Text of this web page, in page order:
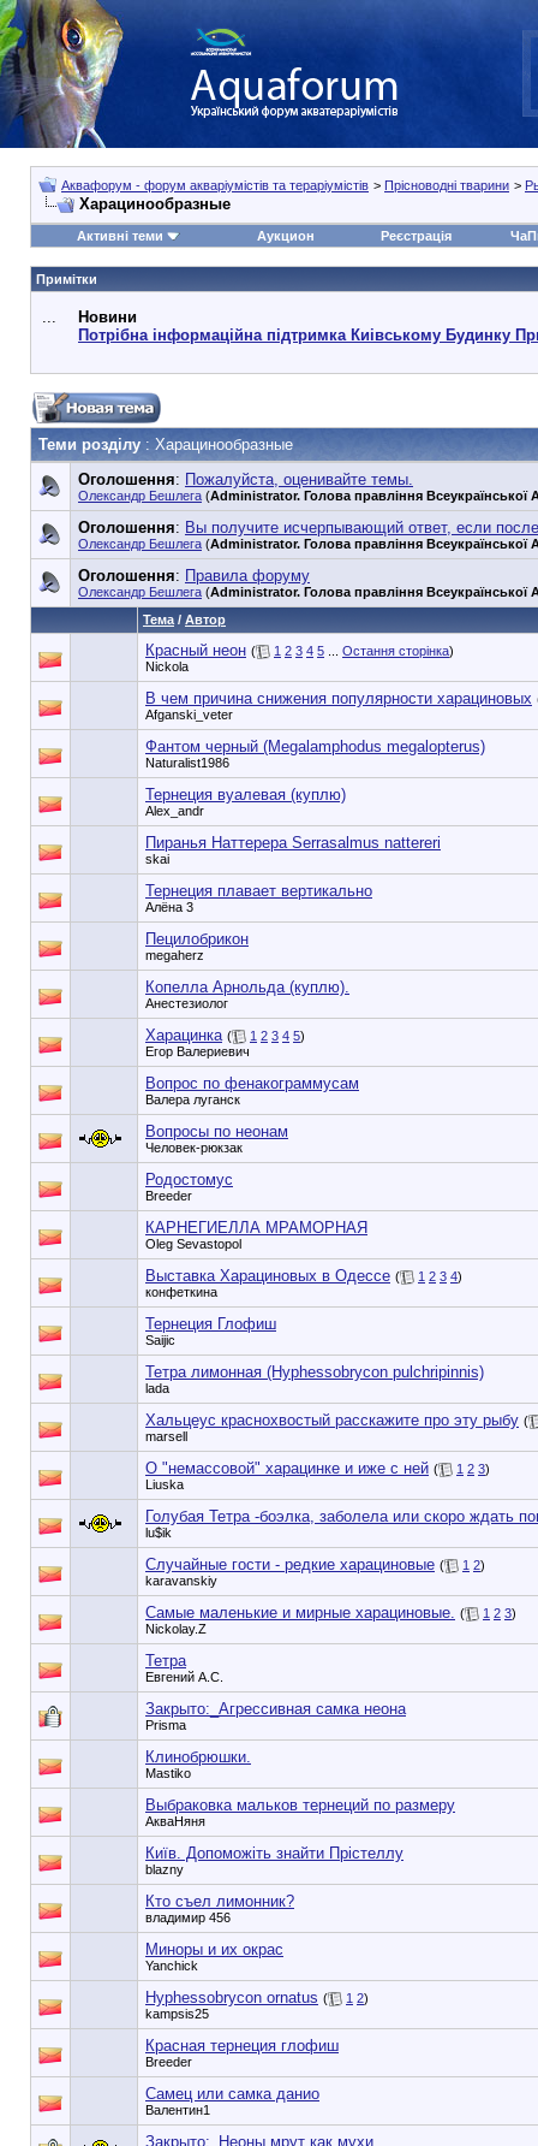
Аквафорум - форум акваріумістів та тераріумістів > Прісноводні тварини >
Харацинообразные
Активні теми Аукцион Реєстрація
Примітки
...
Новини
Потрібна інформаційна підтримка Киівському Будинку
Теми розділу : Харацинообразные
Оголошення: Пожалуйста, оценивайте темы.
Олександр Бешлега (Administrator. Голова правління Всеукраїнської
Оголошення: Вы получите исчерпывающий ответ, если
Олександр Бешлега (Administrator. Голова правління Всеукраїнської
Оголошення: Правила форуму
Олександр Бешлега (Administrator. Голова правління Всеукраїнської
Тема / Автор
Красный неон ( 1 2 3 4 5 Остання сторінка)
Nickola
В чем причина снижения популярности харациновых
Afganski_veter
Фантом черный (Megalamphodus megalopterus)
Naturalist1986
Тернеция вуалевая (куплю)
Alex_andr
Пиранья Наттерера Serrasalmus nattereri
skai
Тернеция плавает вертикально
Алёна 3
Пецилобрикон
megaherz
Копелла Арнольда (куплю).
Анестезиолог
Харацинка ( 1 2 3 4 5)
Егор Валериевич
Вопрос по фенакограммусам
Валера луганск
Вопросы по неонам
Человек-рюкзак
Родостомус
Breeder
КАРНЕГИЕЛЛА МРАМОРНАЯ
Oleg Sevastopol
Выставка Харациновых в Одессе ( 1 2 3 4)
конфеткина
Тернеция Глофиш
Saijic
Тетра лимонная (Hyphessobrycon pulchripinnis)
lada
Хальцеус краснохвостый расскажите про эту рыбу (
marsell
О "немассовой" харацинке и иже с ней ( 1 2 3)
Liuska
Голубая Тетра -боэлка, заболела или скоро ждать
lu$ik
Случайные гости - редкие харациновые ( 1 2)
karavanskiy
Самые маленькие и мирные харациновые. ( 1 2 3)
Nickolay.Z
Тетра
Евгений А.С.
Закрыто:_ Агрессивная самка неона
Prisma
Клинобрюшки.
Mastiko
Выбраковка мальков тернеций по размеру
АкваНяня
Київ. Допоможіть знайти Прістеллу
blazny
Кто съел лимонник?
владимир 456
Миноры и их окрас
Yanchick
Hyphessobrycon ornatus ( 1 2)
kampsis25
Красная тернеция глофиш
Breeder
Самец или самка данио
Валентин1
Закрыто:_ Неоны мрут как мухи